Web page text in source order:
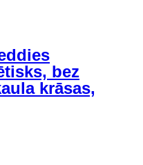
bez
krāsas,